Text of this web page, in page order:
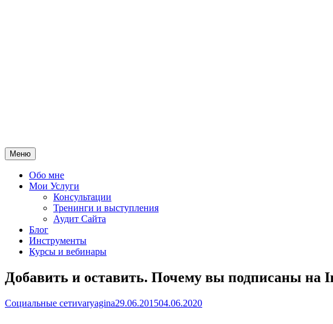
Меню
Обо мне
Мои Услуги
Консультации
Тренинги и выступления
Аудит Сайта
Блог
Инструменты
Курсы и вебинары
Добавить и оставить. Почему вы подписаны на
Социальные сетиvaryagina29.06.201504.06.2020